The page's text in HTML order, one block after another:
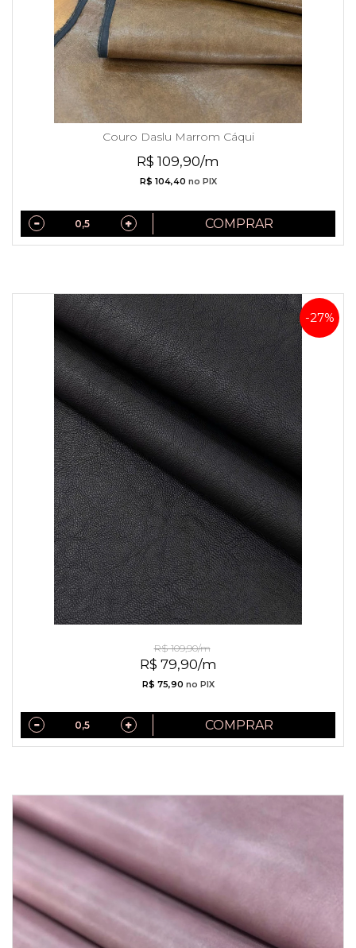
Couro Daslu Marrom Cáqui
R$ 109,90/m
R$ 104,40 no PIX
COMPRAR
-27%
R$ 79,90/m
R$ 109,90/m
R$ 75,90 no PIX
COMPRAR